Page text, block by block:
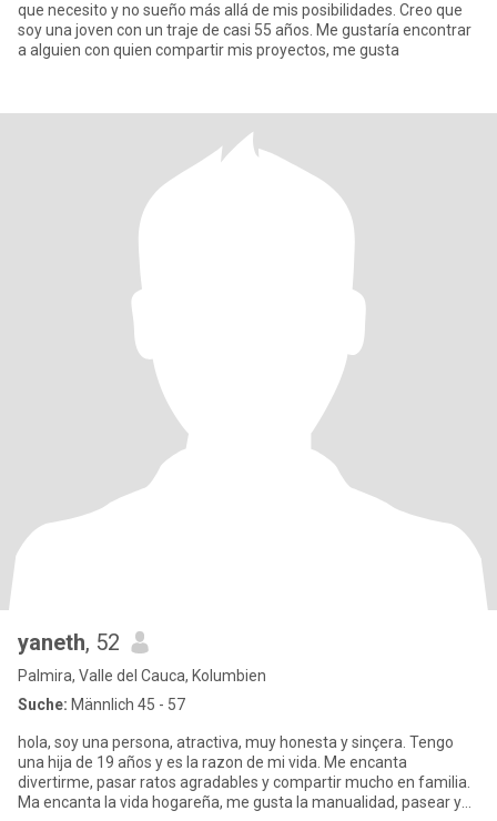
que necesito y no sueño más allá de mis posibilidades. Creo que
soy una joven con un traje de casi 55 años. Me gustaría encontrar
a alguien con quien compartir mis proyectos, me gusta
yaneth, 52
Palmira, Valle del Cauca, Kolumbien
Suche: Männlich 45 - 57
hola, soy una persona, atractiva, muy honesta y sinçera. Tengo
una hija de 19 años y es la razon de mi vida. Me encanta
divertirme, pasar ratos agradables y compartir mucho en familia.
Ma encanta la vida hogareña, me gusta la manualidad, pasear y